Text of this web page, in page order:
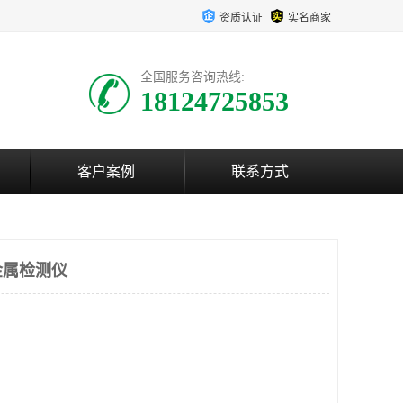
资质认证 实名商家
全国服务咨询热线:
18124725853
客户案例 联系方式
检测仪